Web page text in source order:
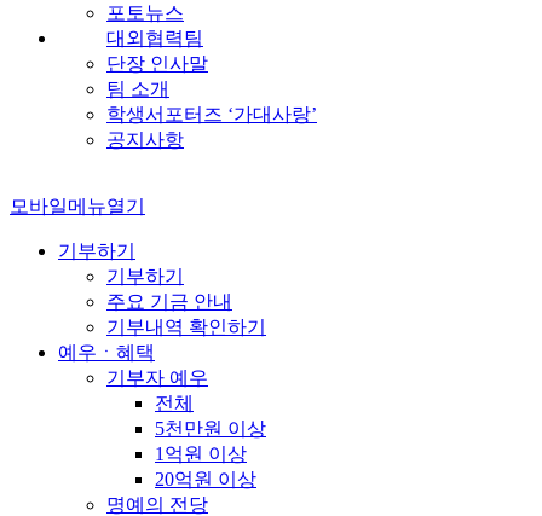
포토뉴스
대외협력팀
단장 인사말
팀 소개
학생서포터즈 ‘가대사랑’
공지사항
모바일메뉴열기
기부하기
기부하기
주요 기금 안내
기부내역 확인하기
예우ㆍ혜택
기부자 예우
전체
5천만원 이상
1억원 이상
20억원 이상
명예의 전당